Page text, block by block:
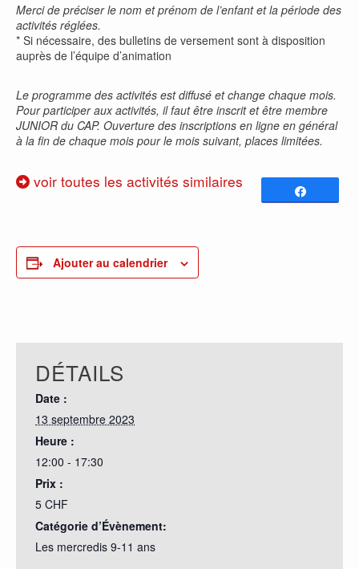
Merci de préciser le nom et prénom de l’enfant et la période des
activités réglées.
* Si nécessaire, des bulletins de versement sont à disposition
auprès de l’équipe d’animation
Le programme des activités est diffusé et change chaque mois.
Pour participer aux activités, il faut être inscrit et être membre
JUNIOR du CAP. Ouverture des inscriptions en ligne en général
à la fin de chaque mois pour le mois suivant, places limitées.
voir toutes les activités similaires
Ajouter au calendrier
DÉTAILS
Date :
13 septembre 2023
Heure :
12:00 - 17:30
Prix :
5 CHF
Catégorie d’Évènement:
Les mercredis 9-11 ans